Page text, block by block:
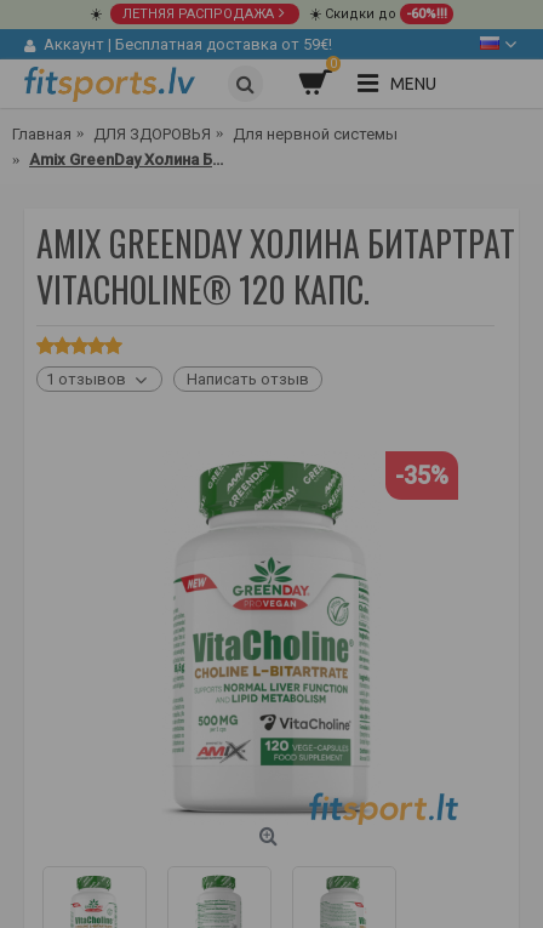
☀️ ЛЕТНЯЯ РАСПРОДАЖА ☀️ Скидки до -60%!!!
Аккаунт | Бесплатная доставка от 59€!
0
MENU
Главная ДЛЯ ЗДОРОВЬЯ
Для нервной системы
Amix GreenDay Холина Битартрат VitaCholine® 120 капс.
AMIX GREENDAY ХОЛИНА БИТАРТРАТ
VITACHOLINE® 120 КАПС.
1 отзывов Написать отзыв
-35%